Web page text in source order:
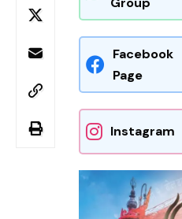
Facebook
Page
Instagram